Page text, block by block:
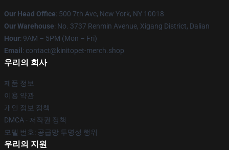
Our Head Office: 500 7th Ave, New York, NY 10018
Our Warehouse: No. 3737 Renmin Avenue, Xigang District, Dalian
Hour: 9AM – 5PM (Mon – Fri)
Email : contact@kinitopet-merch.shop
우리의 회사
제품 정보
이용 약관
개인 정보 정책
DMCA - 저작권 정책
모델 번호: 공급망 투명성 행위
우리의 지원